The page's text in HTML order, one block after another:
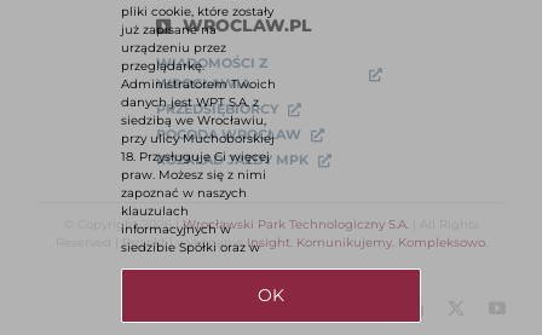
WROCLAW.PL
WIADOMOŚCI Z
WROCŁAWIA
PRZEDSIĘBIORCY
POGODA WROCŁAW
ROZKŁAD JAZDY MPK
© Copyright 2026 |Wrocławski Park Technologiczny S.A.| All Rights
Reserved | Projekt i wykonanieInsight. Komunikujemy. Kompleksowo.
pliki cookie, które zostały
już zapisane na
urządzeniu przez
przeglądarkę.
Administratorem Twoich
danych jest WPT S.A. z
siedzibą we Wrocławiu,
przy ulicy Muchoborskiej
18. Przysługuje Ci więcej
praw. Możesz się z nimi
zapoznać w naszych
klauzulach
informacyjnych w
siedzibie Spółki oraz w
OK